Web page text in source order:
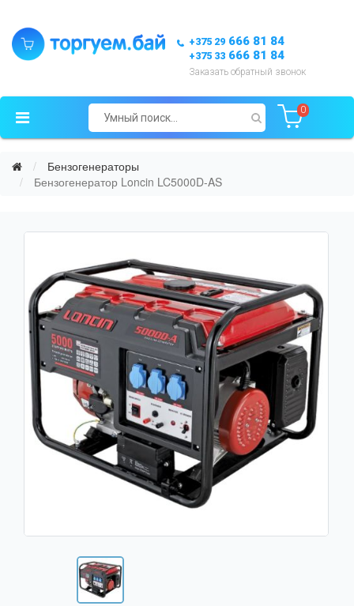
+375 29 666 81 84
+375 33 666 81 84
Заказать обратный звонок
0
Бензогенераторы
Бензогенератор Loncin LC5000D-AS